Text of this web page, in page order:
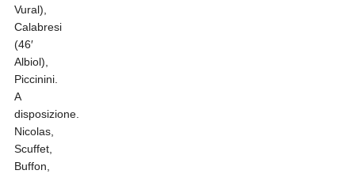
Vural),
Calabresi
(46′
Albiol),
Piccinini.
A
disposizione.
Nicolas,
Scuffet,
Buffon,